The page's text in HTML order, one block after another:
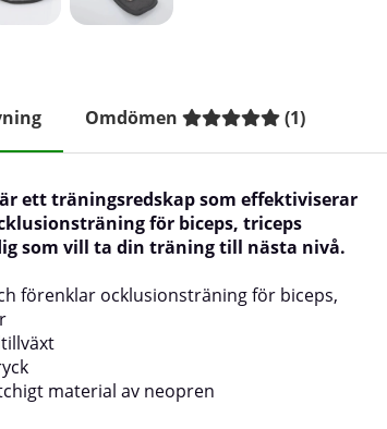
Omdömen (1)
ett träningsredskap som effektiviserar
för biceps, triceps
som vill ta din träning till nästa nivå.
förenklar ocklusionsträning för biceps,
material av neopren